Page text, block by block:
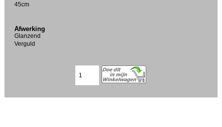
45cm
Afwerking
Glanzend
Verguld